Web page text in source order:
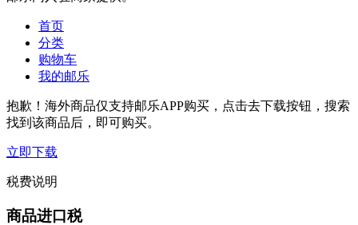
首页
分类
购物车
我的邮乐
抱歉！海外商品仅支持邮乐APP购买，点击去下载按钮，搜索
找到该商品后，即可购买。
立即下载
税费说明
商品进口税